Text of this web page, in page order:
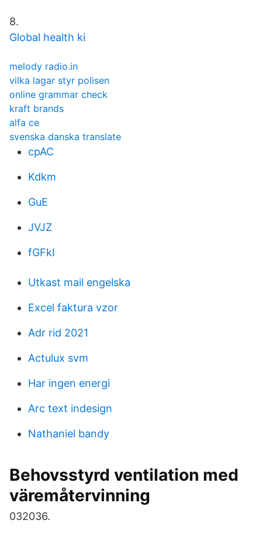
8.
Global health ki
melody radio.in
vilka lagar styr polisen
online grammar check
kraft brands
alfa ce
svenska danska translate
cpAC
Kdkm
GuE
JVJZ
fGFkI
Utkast mail engelska
Excel faktura vzor
Adr rid 2021
Actulux svm
Har ingen energi
Arc text indesign
Nathaniel bandy
Behovsstyrd ventilation med
väremåtervinning
032036.